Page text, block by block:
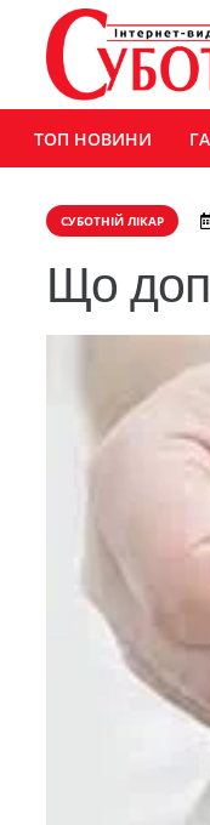
ТОП НОВИНИ
СУБОТНІЙ ЛІКАР
Що